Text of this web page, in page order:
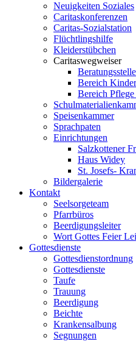
Neuigkeiten Soziales
Caritaskonferenzen
Caritas-Sozialstation
Flüchtlingshilfe
Kleiderstübchen
Caritaswegweiser
Bereich
Bereich
Speisenkammer
Sprachpaten
Einrichtungen
Salzkottener
Haus Widey
St. Josefs-
Bildergalerie
Kontakt
Seelsorgeteam
Pfarrbüros
Beerdigungsleiter
Wort Gottes Feier
Gottesdienste
Gottesdienstordnung
Gottesdienste
Taufe
Trauung
Beerdigung
Beichte
Krankensalbung
Segnungen